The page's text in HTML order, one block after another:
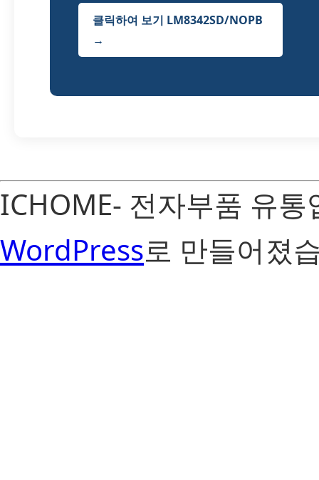
클릭하여 보기 LM8342SD/NOPB
→
ICHOME- 전자부품 유
WordPress로 만들어졌